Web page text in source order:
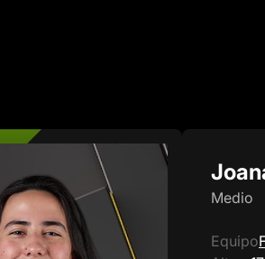
Medio
Equipo